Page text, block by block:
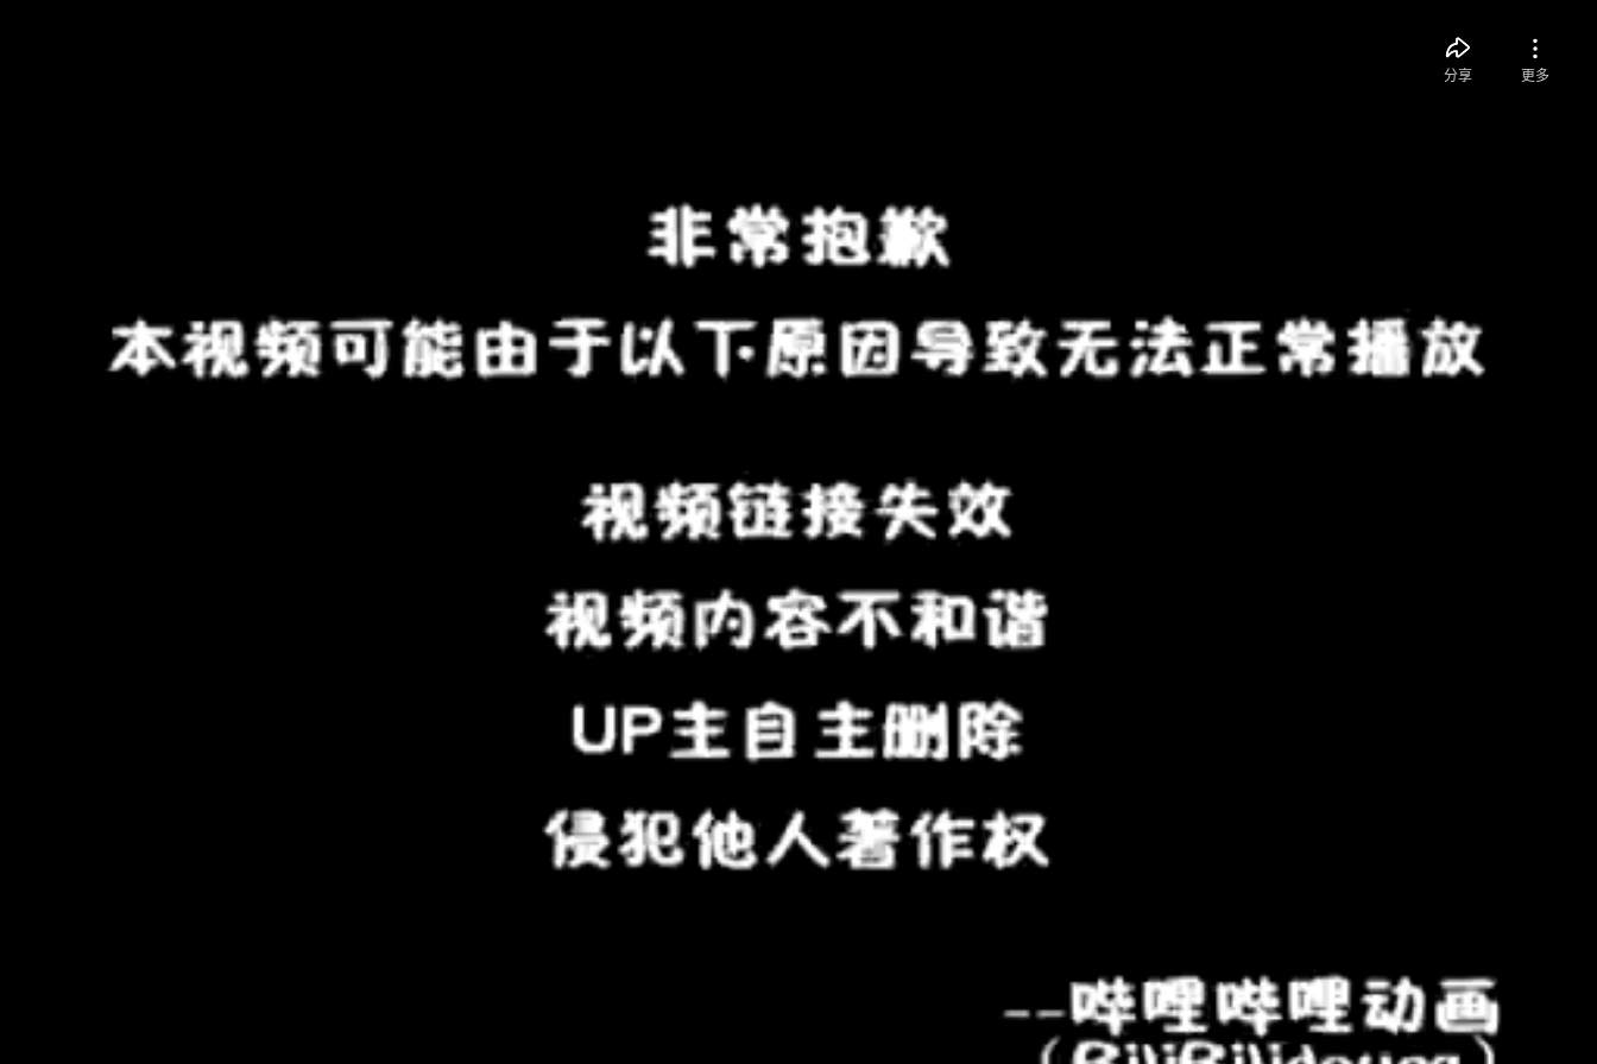
分享 更多